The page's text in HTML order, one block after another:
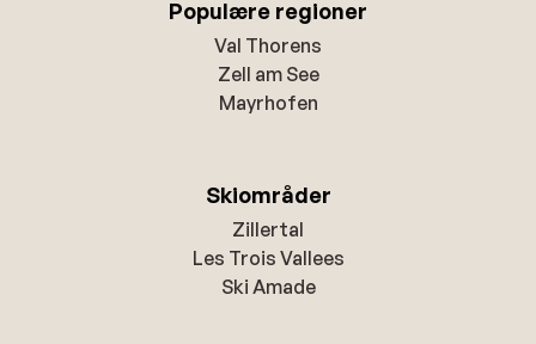
Populære regioner
Val Thorens
Zell am See
Mayrhofen
Skiområder
Zillertal
Les Trois Vallees
Ski Amade